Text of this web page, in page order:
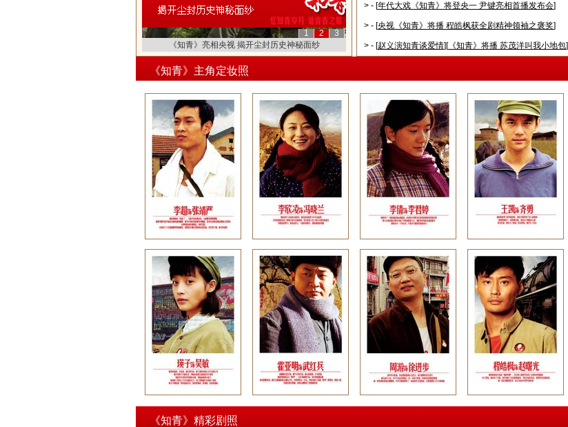
1 2
3
《知青》将登央视 傅晶演绎知青年代的纯洁爱情”
> - [年代大戏《知青》将登央一 尹键亮相首播发布会]
> - [央视《知青》将播 程皓枫获全剧精神领袖之褒奖]
> - [赵义演知青谈爱情][《知青》将播 苏茂洋叫我小地包]
《知青》主角定妆照
《知青》精彩剧照